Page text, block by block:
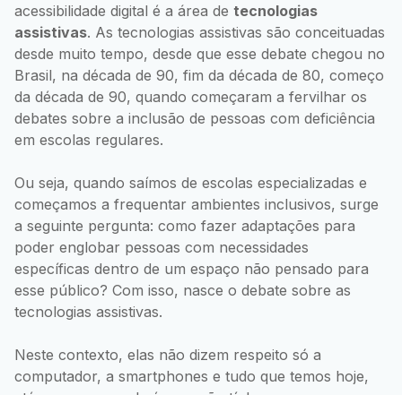
acessibilidade digital é a área de tecnologias
assistivas. As tecnologias assistivas são conceituadas
desde muito tempo, desde que esse debate chegou no
Brasil, na década de 90, fim da década de 80, começo
da década de 90, quando começaram a fervilhar os
debates sobre a inclusão de pessoas com deficiência
em escolas regulares.
Ou seja, quando saímos de escolas especializadas e
começamos a frequentar ambientes inclusivos, surge
a seguinte pergunta: como fazer adaptações para
poder englobar pessoas com necessidades
específicas dentro de um espaço não pensado para
esse público? Com isso, nasce o debate sobre as
tecnologias assistivas.
Neste contexto, elas não dizem respeito só a
computador, a smartphones e tudo que temos hoje,